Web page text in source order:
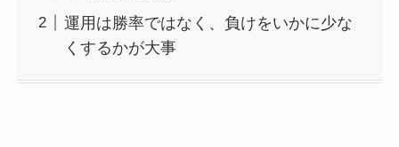
運用は勝率ではなく、負けをいかに少な
くするかが大事